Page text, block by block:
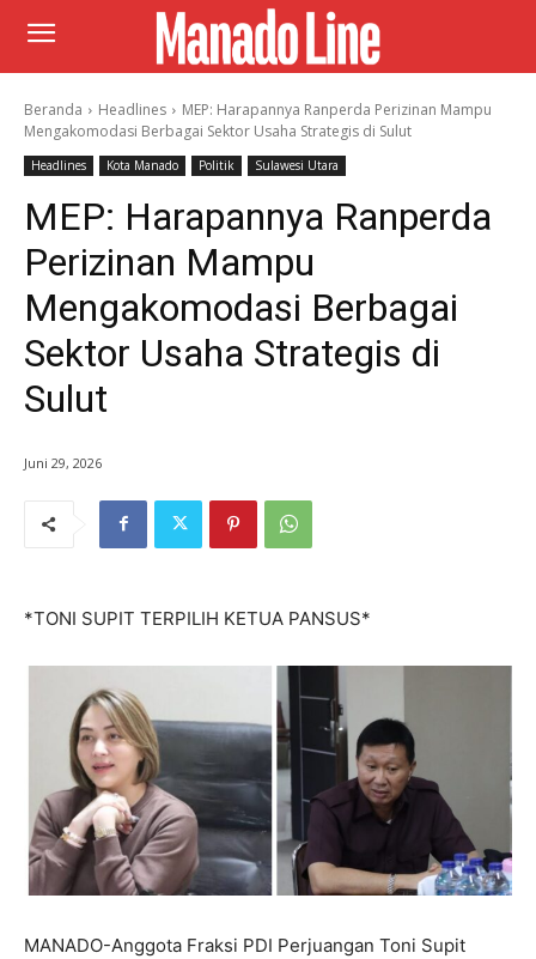
Beranda Headlines
MEP: Harapannya Ranperda Perizinan Mampu
Mengakomodasi Berbagai Sektor Usaha Strategis di Sulut
Headlines Kota Manado Politik Sulawesi Utara
MEP: Harapannya Ranperda
Perizinan Mampu
Mengakomodasi Berbagai
Sektor Usaha Strategis di
Sulut
Juni 29, 2026
*TONI SUPIT TERPILIH KETUA PANSUS*
MANADO-Anggota Fraksi PDI Perjuangan Toni Supit